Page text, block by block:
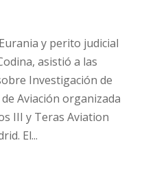
y perito judicial
asistió a las
Investigación de
Aviación organizada
III y Teras Aviation
El...